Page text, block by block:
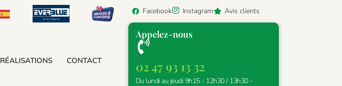
Facebook Instagram Avis clients
RÉALISATIONS CONTACT
Appelez-nous
02 47 93 13 32
Du lundi au jeudi 9h15 - 12h30 / 13h30 -